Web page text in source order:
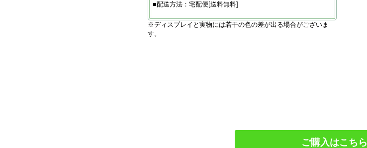
■配送方法：宅配便[送料無料]
※ディスプレイと実物には若干の色の差が出る場合がございま
す。
ご購入はこちら